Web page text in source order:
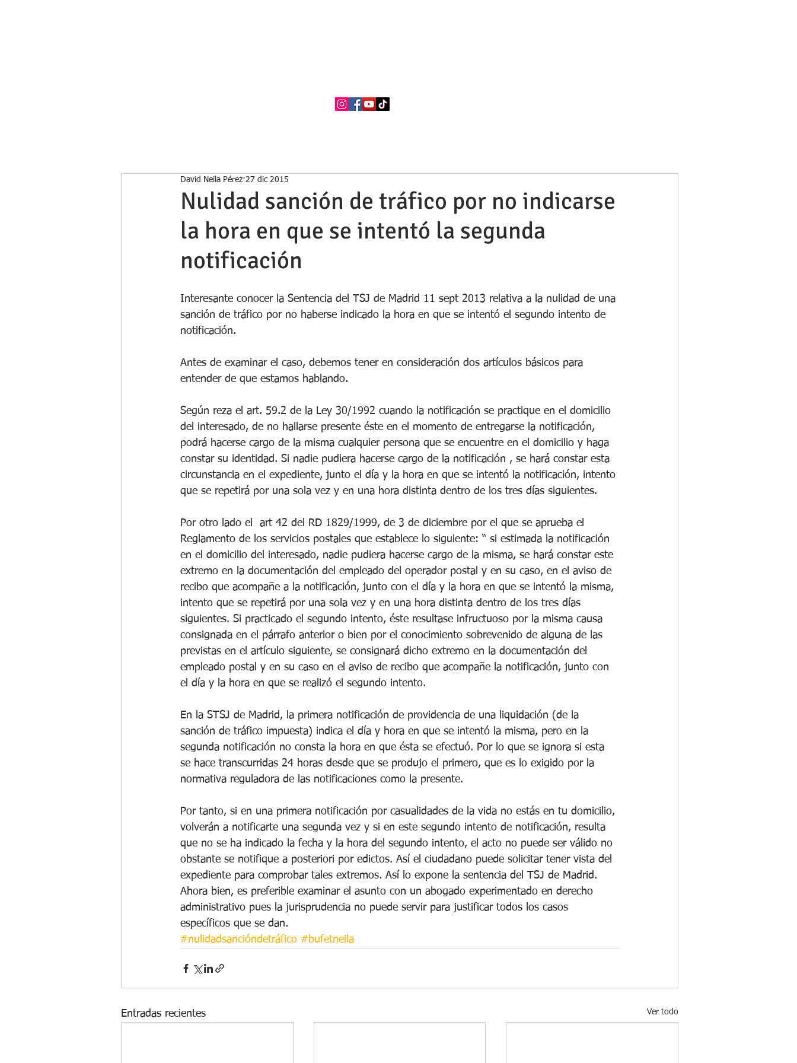
Nulidad sanción de tráfico por no indicarse
la hora en que se intentó la segunda
notificación
David Neila Pérez 27 dic 2015
Interesante conocer la Sentencia del TSJ de Madrid 11 sept 2013 relativa a la nulidad de una
sanción de tráfico por no haberse indicado la hora en que se intentó el segundo intento de
notificación.
Antes de examinar el caso, debemos tener en consideración dos artículos básicos para
entender de que estamos hablando.
Según reza el art. 59.2 de la Ley 30/1992 cuando la notificación se practique en el domicilio
del interesado, de no hallarse presente éste en el momento de entregarse la notificación,
podrá hacerse cargo de la misma cualquier persona que se encuentre en el domicilio y haga
constar su identidad. Si nadie pudiera hacerse cargo de la notificación , se hará constar esta
circunstancia en el expediente, junto el día y la hora en que se intentó la notificación, intento
que se repetirá por una sola vez y en una hora distinta dentro de los tres días siguientes.
Por otro lado el  art 42 del RD 1829/1999, de 3 de diciembre por el que se aprueba el
Reglamento de los servicios postales que establece lo siguiente: “ si estimada la notificación
en el domicilio del interesado, nadie pudiera hacerse cargo de la misma, se hará constar este
extremo en la documentación del empleado del operador postal y en su caso, en el aviso de
recibo que acompañe a la notificación, junto con el día y la hora en que se intentó la misma,
intento que se repetirá por una sola vez y en una hora distinta dentro de los tres días
siguientes. Si practicado el segundo intento, éste resultase infructuoso por la misma causa
consignada en el párrafo anterior o bien por el conocimiento sobrevenido de alguna de las
previstas en el artículo siguiente, se consignará dicho extremo en la documentación del
empleado postal y en su caso en el aviso de recibo que acompañe la notificación, junto con
el día y la hora en que se realizó el segundo intento.
En la STSJ de Madrid, la primera notificación de providencia de una liquidación (de la
sanción de tráfico impuesta) indica el día y hora en que se intentó la misma, pero en la
segunda notificación no consta la hora en que ésta se efectuó. Por lo que se ignora si esta
se hace transcurridas 24 horas desde que se produjo el primero, que es lo exigido por la
normativa reguladora de las notificaciones como la presente.
Por tanto, si en una primera notificación por casualidades de la vida no estás en tu domicilio,
volverán a notificarte una segunda vez y si en este segundo intento de notificación, resulta
que no se ha indicado la fecha y la hora del segundo intento, el acto no puede ser válido no
obstante se notifique a posteriori por edictos. Así el ciudadano puede solicitar tener vista del
expediente para comprobar tales extremos. Así lo expone la sentencia del TSJ de Madrid.
Ahora bien, es preferible examinar el asunto con un abogado experimentado en derecho
administrativo pues la jurisprudencia no puede servir para justificar todos los casos
específicos que se dan.
#nulidadsancióndetráfico #bufetneila
Entradas recientes Ver todo